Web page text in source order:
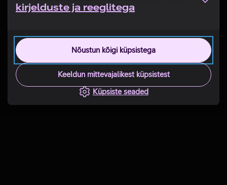
kirjelduste ja reeglitega
Nõustun kõigi küpsistega
Keeldun mittevajalikest küpsistest
Küpsiste seaded